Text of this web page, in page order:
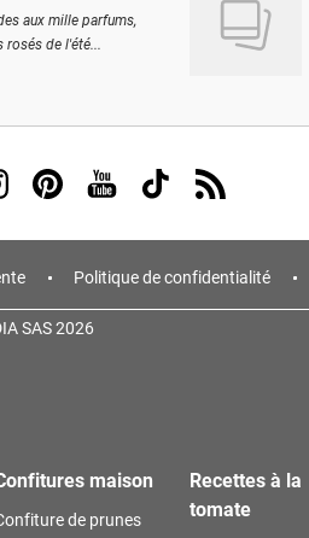
aux mille parfums,
rosés de l'été...
Facebook
us on Instagram
Visit us on Pinterest
Visit us on Youtube
Visit us on Tiktok
Visit us on Rss
Politique de confidentialité
SAS 2026
maison
de prunes
Recettes à la
tomate